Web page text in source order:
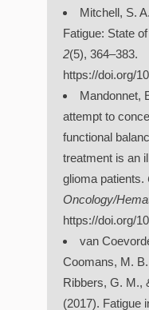
Mitchell, S.
Fatigue: State
2(5), 364–383.
https://doi.org/
Mandonnet,
attempt to
functional
treatment is an
glioma patients.
Oncology/
https://doi.org/
van
Coomans, M.
Ribbers, G. M.,
(2017). Fatigue